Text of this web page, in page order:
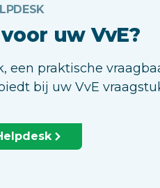
uw VvE?
een praktische
bij uw VvE